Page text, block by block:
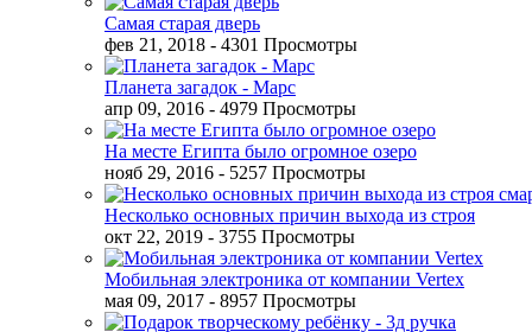
Самая старая дверь
фев 21, 2018 - 4301 Просмотры
Планета загадок - Марс
апр 09, 2016 - 4979 Просмотры
На месте Египта было огромное озеро
нояб 29, 2016 - 5257 Просмотры
Несколько основных причин выхода из строя
окт 22, 2019 - 3755 Просмотры
Мобильная электроника от компании Vertex
мая 09, 2017 - 8957 Просмотры